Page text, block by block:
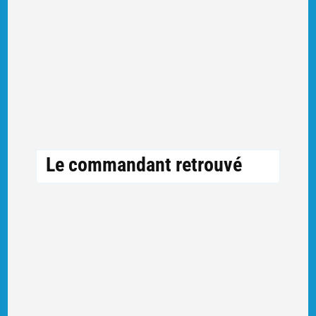
Le commandant retrouvé